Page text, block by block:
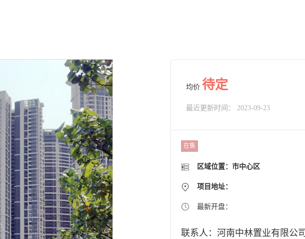
均价 待定
最近更新时间： 2023-09-23
在售
区域位置： 市中心区
项目地址：
最新开盘：
联系人：河南中林置业有限公司